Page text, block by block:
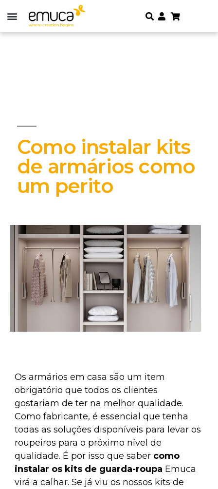
Como instalar kits
de armários como
um perito
Os armários em casa são um item
obrigatório que todos os clientes
gostariam de ter na melhor qualidade.
Como fabricante, é essencial que tenha
todas as soluções disponíveis para levar os
roupeiros para o próximo nível de
qualidade. É por isso que saber como
instalar os kits de guarda-roupa Emuca
virá a calhar. Se já viu os nossos kits de